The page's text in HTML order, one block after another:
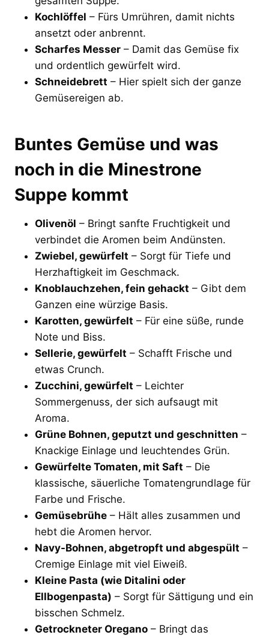
Kochlöffel – Fürs Umrühren, damit nichts
ansetzt oder anbrennt.
Scharfes Messer – Damit das Gemüse fix
und ordentlich gewürfelt wird.
Schneidebrett – Hier spielt sich der ganze
Gemüsereigen ab.
Buntes Gemüse und was
noch in die Minestrone
Suppe kommt
Olivenöl – Bringt sanfte Fruchtigkeit und
verbindet die Aromen beim Andünsten.
Zwiebel, gewürfelt – Sorgt für Tiefe und
Herzhaftigkeit im Geschmack.
Knoblauchzehen, fein gehackt – Gibt dem
Ganzen eine würzige Basis.
Karotten, gewürfelt – Für eine süße, runde
Note und Biss.
Sellerie, gewürfelt – Schafft Frische und
etwas Crunch.
Zucchini, gewürfelt – Leichter
Sommergenuss, der sich aufsaugt mit
Aroma.
Grüne Bohnen, geputzt und geschnitten –
Knackige Einlage und leuchtendes Grün.
Gewürfelte Tomaten, mit Saft – Die
klassische, säuerliche Tomatengrundlage für
Farbe und Frische.
Gemüsebrühe – Hält alles zusammen und
hebt die Aromen hervor.
Navy-Bohnen, abgetropft und abgespült –
Cremige Einlage mit viel Eiweiß.
Kleine Pasta (wie Ditalini oder
Ellbogenpasta) – Sorgt für Sättigung und ein
bisschen Schmelz.
Getrockneter Oregano – Bringt das